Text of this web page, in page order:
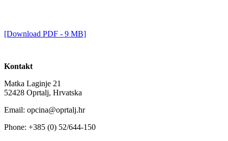
[Download PDF - 9 MB]
Kontakt
Matka Laginje 21
52428 Oprtalj, Hrvatska
Email: opcina@oprtalj.hr
Phone: +385 (0) 52/644-150